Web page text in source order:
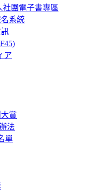
社團電子書專區
系統
ア
賞
法
單